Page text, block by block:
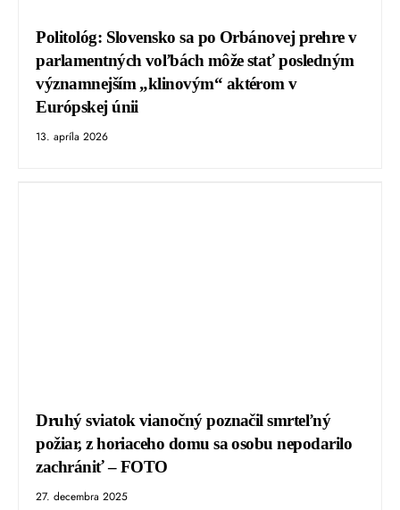
Politológ: Slovensko sa po Orbánovej prehre v
parlamentných voľbách môže stať posledným
významnejším „klinovým“ aktérom v
Európskej únii
13. apríla 2026
Druhý sviatok vianočný poznačil smrteľný
požiar, z horiaceho domu sa osobu nepodarilo
zachrániť – FOTO
27. decembra 2025